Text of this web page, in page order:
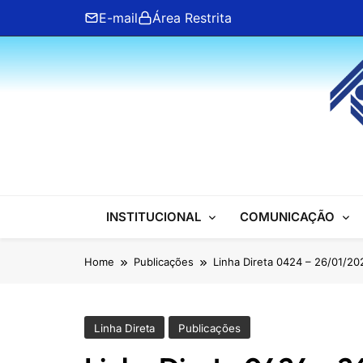
content
E-mail Área Restrita
ANFIP Nacional
INSTITUCIONAL COMUNICAÇÃO
Home Publicações Linha Direta 0424 – 26/01/
Linha Direta Publicações